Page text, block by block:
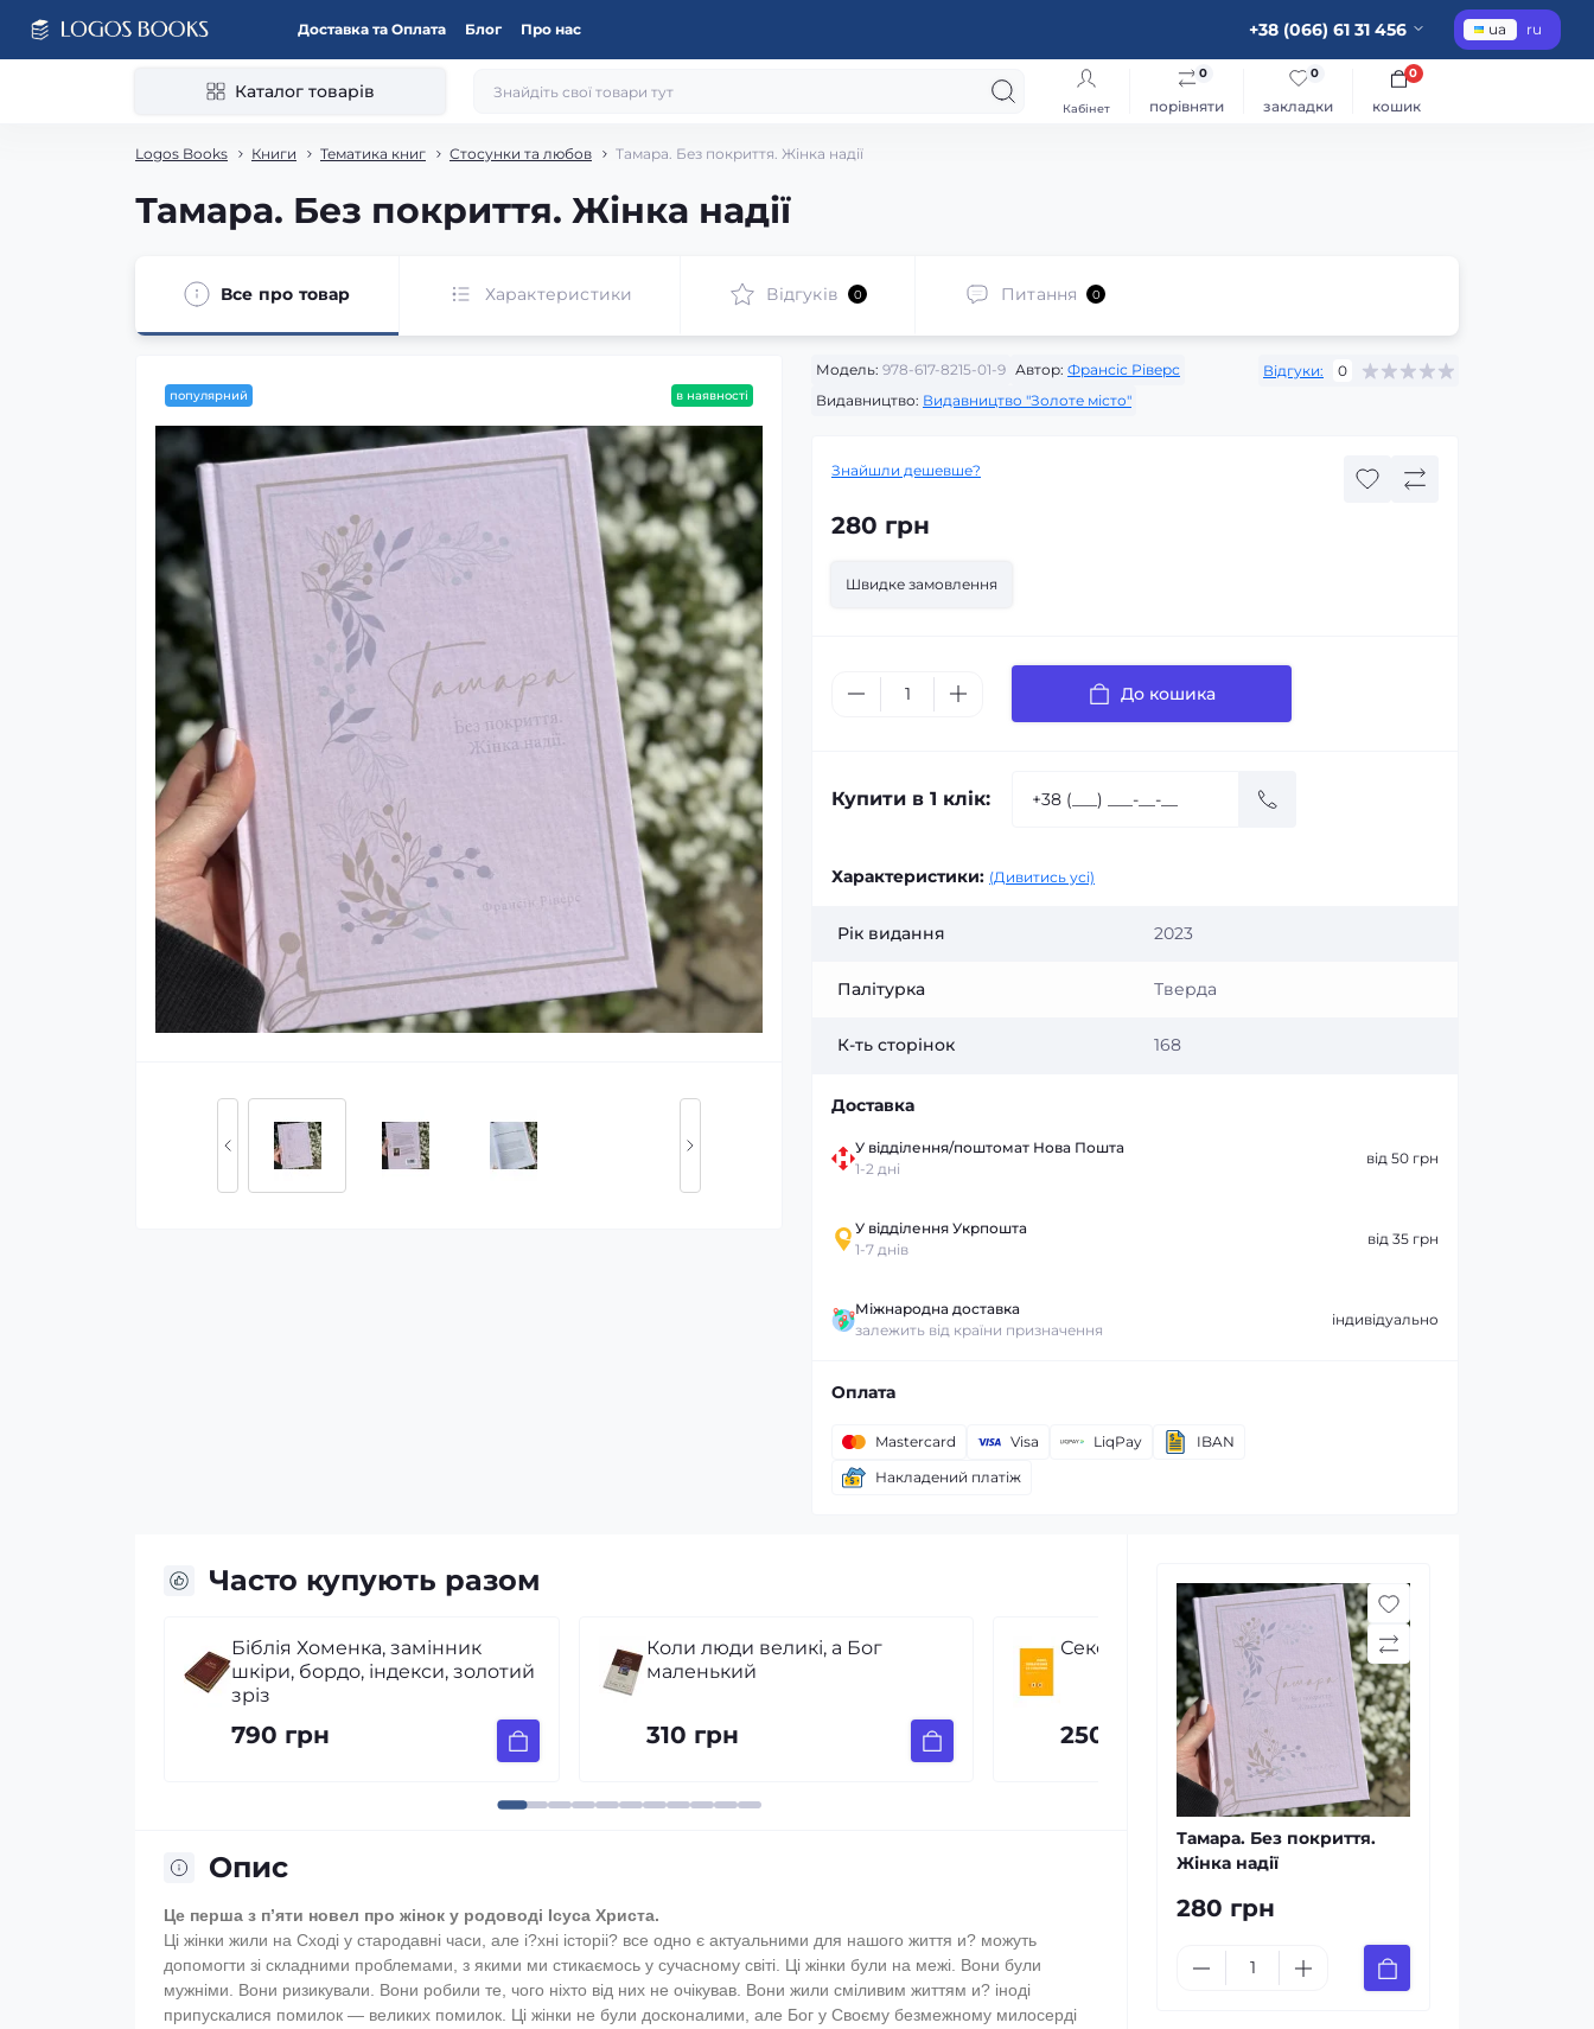
Доставка та Оплата Блог Про нас +38 (066) 61 31 456 ua ru
Каталог товарів
Кабінет порівняти
0
закладки
0
кошик
0
Logos Books Книги Тематика книг Стосунки та любов Тамара. Без покриття. Жінка надії
Тамара. Без покриття. Жінка надії
Все про товар Характеристики Відгуків 0 Питання 0
популярний в наявності
Модель: 978-617-8215-01-9 Автор: Франсіс Ріверс
Видавництво: Видавництво "Золоте місто"
Відгуки: 0
Знайшли дешевше?
280 грн
Швидке замовлення
До кошика
Купити в 1 клік:
Характеристики: (Дивитись усі)
Рік видання 2023
Палітурка Тверда
К-ть сторінок 168
Доставка
У відділення/поштомат Нова Пошта
1-2 дні
від 50 грн
У відділення Укрпошта
1-7 днів
від 35 грн
Міжнародна доставка
залежить від країни призначення
індивідуально
Оплата
Mastercard Visa LiqPay
IBAN
Накладений платіж
Часто купують разом
Коли люди великі, а Бог
маленький
310 грн
Секс, побачення та стосунки
250 грн
Рахав. Незасоромлена. Жінка
280 грн
Опис
Це перша з п’яти новел про жінок у родоводі Ісуса Христа.
Ці жінки жили на Сході у стародавні часи, але і?хні історіі? все одно є актуальними для нашого життя и? можуть
допомогти зі складними проблемами, з якими ми стикаємось у сучасному світі. Ці жінки були на межі. Вони були
мужніми. Вони ризикували. Вони робили те, чого ніхто від них не очікував. Вони жили сміливим життям и? іноді
припускалися помилок — великих помилок. Ці жінки не були досконалими, але Бог у Своєму безмежному милосерді
Тамара. Без покриття.
Жінка надії
280 грн